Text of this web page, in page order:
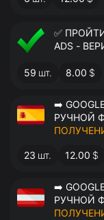
✅
ADS -
59 шт. 8.00 $
➡️ GOOGLE
РУЧНОЙ
23 шт. 12.00 $
➡️ GOOGLE
РУЧНОЙ